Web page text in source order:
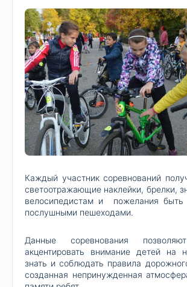
Каждый участник соревнований
светоотражающие наклейки, брелки,
велосипедистам и пожелания
послушными пешеходами.
Данные соревнования
акцентировать внимание детей на
знать и соблюдать правила
созданная непринужденная